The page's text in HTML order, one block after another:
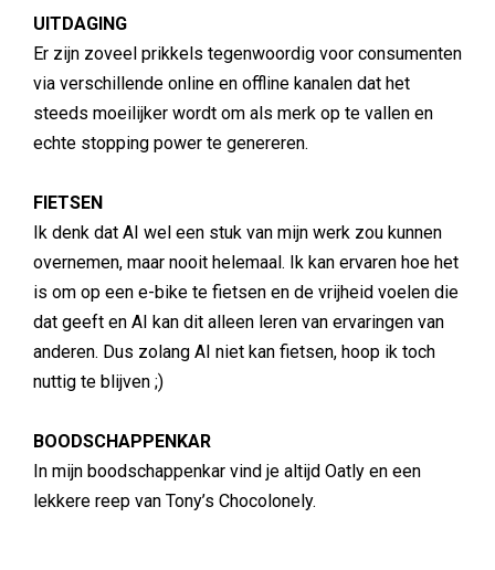
UITDAGING
Er zijn zoveel prikkels tegenwoordig voor consumenten
via verschillende online en offline kanalen dat het
steeds moeilijker wordt om als merk op te vallen en
echte stopping power te genereren.
FIETSEN
Ik denk dat AI wel een stuk van mijn werk zou kunnen
overnemen, maar nooit helemaal. Ik kan ervaren hoe het
is om op een e-bike te fietsen en de vrijheid voelen die
dat geeft en AI kan dit alleen leren van ervaringen van
anderen. Dus zolang AI niet kan fietsen, hoop ik toch
nuttig te blijven ;)
BOODSCHAPPENKAR
In mijn boodschappenkar vind je altijd Oatly en een
lekkere reep van Tony’s Chocolonely.